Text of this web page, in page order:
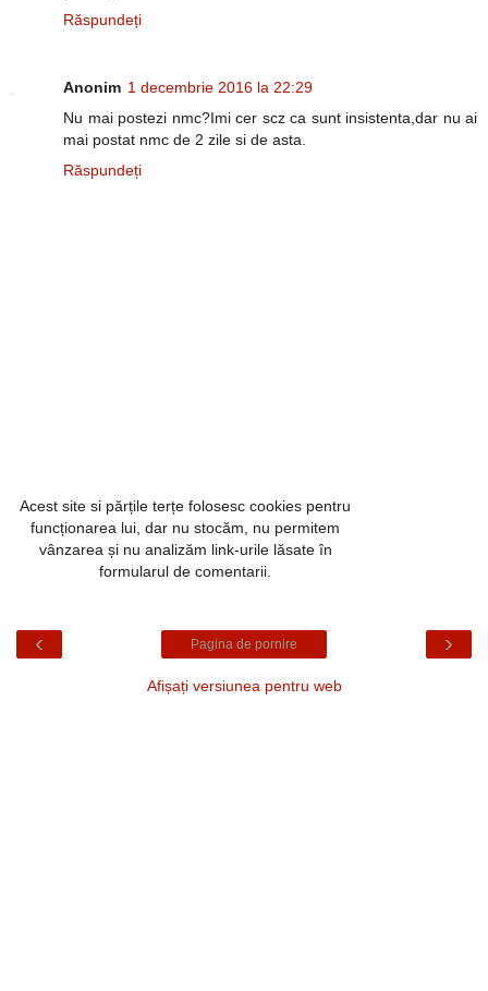
Răspundeți
Anonim 1 decembrie 2016 la 22:29
Nu mai postezi nmc?Imi cer scz ca sunt insistenta,dar nu ai
mai postat nmc de 2 zile si de asta.
Răspundeți
Acest site si părțile terțe folosesc cookies pentru
funcționarea lui, dar nu stocăm, nu permitem
vânzarea și nu analizăm link-urile lăsate în
formularul de comentarii.
‹ ›
Pagina de pornire
Afișați versiunea pentru web